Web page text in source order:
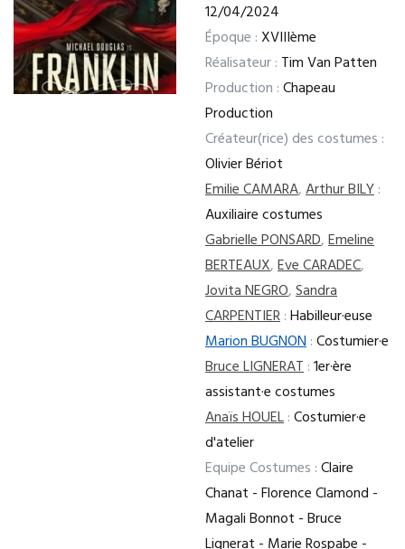
12/04/2024
Époque :XVIIIème
Réalisateur : Tim Van Patten
Production :Chapeau
Production
Créateur(rice) des costumes :
Olivier Bériot
Emilie CAMARA,Arthur BILY:
Auxiliaire costumes
Gabrielle PONSARD,Emeline
BERTEAUX,Eve CARADEC,
Jovita NEGRO,Sandra
CARPENTIER:Habilleur·euse
Marion BUGNON:Costumier·e
Bruce LIGNERAT:1er·ère
assistant·e costumes
Anaïs HOUEL:Costumier·e
d'atelier
Equipe Costumes :Claire
Chanat - Florence Clamond -
Magali Bonnot - Bruce